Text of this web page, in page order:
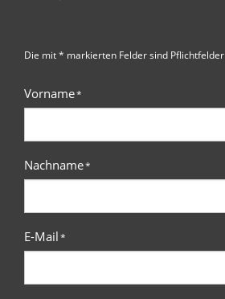
Die mit * markierten Felder sind Pflichtfelder
Vorname*
Nachname*
E-Mail*